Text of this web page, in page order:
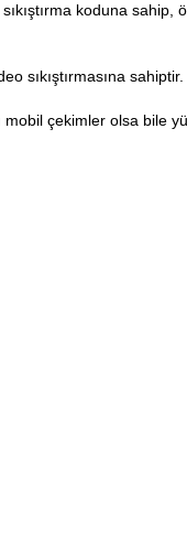
koduna sahip,
sıkıştırmasına sahiptir.
çekimler olsa bile